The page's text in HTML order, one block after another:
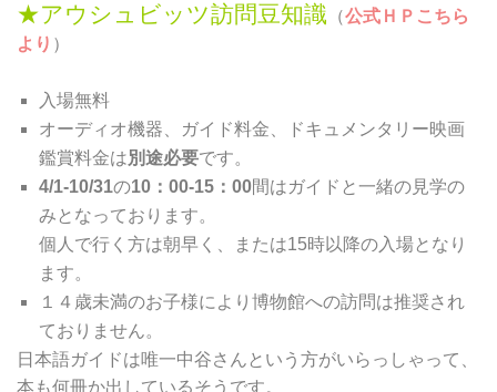
★アウシュビッツ訪問豆知識 （公式ＨＰこちら
より ）
入場無料
オーディオ機器、ガイド料金、ドキュメンタリー映画
鑑賞料金は別途必要です。
4/1-10/31の10：00-15：00間はガイドと一緒の見学の
みとなっております。
個人で行く方は朝早く、または15時以降の入場となり
ます。
１４歳未満のお子様により博物館への訪問は推奨され
ておりません。
日本語ガイドは唯一中谷さんという方がいらっしゃって、
本も何冊か出しているそうです。